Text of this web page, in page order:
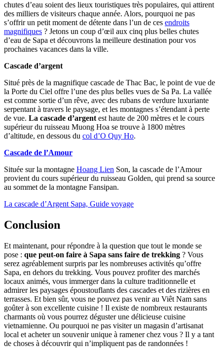
chutes d’eau soient des lieux touristiques très populaires, qui attirent
des milliers de visiteurs chaque année. Alors, pourquoi ne pas
s’offrir un petit moment de détente dans l’un de ces endroits
magnifiques ? Jetons un coup d’œil aux cinq plus belles chutes
d’eau de Sapa et découvrons la meilleure destination pour vos
prochaines vacances dans la ville.
Cascade d’argent
Situé près de la magnifique cascade de Thac Bac, le point de vue de
la Porte du Ciel offre l’une des plus belles vues de Sa Pa. La vallée
est comme sortie d’un rêve, avec des rubans de verdure luxuriante
serpentant à travers le paysage, et les montagnes s’étendant à perte
de vue. La cascade d’argent est haute de 200 mètres et le cours
supérieur du ruisseau Muong Hoa se trouve à 1800 mètres
d’altitude, en dessous du col d’O Quy Ho.
Cascade de l’Amour
Située sur la montagne Hoang Lien Son, la cascade de l’Amour
provient du cours supérieur du ruisseau Golden, qui prend sa source
au sommet de la montagne Fansipan.
La cascade d’Argent Sapa, Guide voyage
Conclusion
Et maintenant, pour répondre à la question que tout le monde se
pose : que peut-on faire à Sapa sans faire de trekking ? Vous
serez agréablement surpris par les nombreuses activités qu’offre
Sapa, en dehors du trekking. Vous pouvez profiter des marchés
locaux animés, vous immerger dans la culture traditionnelle et
admirer les paysages époustouflants des cascades et des rizières en
terrasses. Et bien sûr, vous ne pouvez pas venir au Viêt Nam sans
goûter à son excellente cuisine ! Il existe de nombreux restaurants
charmants où vous pourrez déguster une délicieuse cuisine
vietnamienne. Ou pourquoi ne pas visiter un magasin d’artisanat
local et acheter un souvenir unique à ramener chez vous ? Il y a tant
de choses à découvrir qui n’impliquent pas de randonnées !